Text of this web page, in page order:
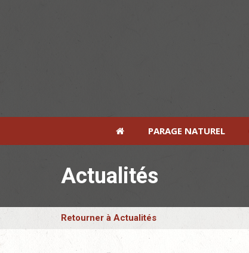
PARAGE NATUREL
Actualités
Retourner à Actualités